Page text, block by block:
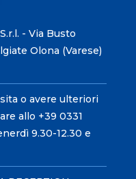
- Via Busto
Olona (Varese)
o avere ulteriori
allo +39 0331
9.30-12.30 e